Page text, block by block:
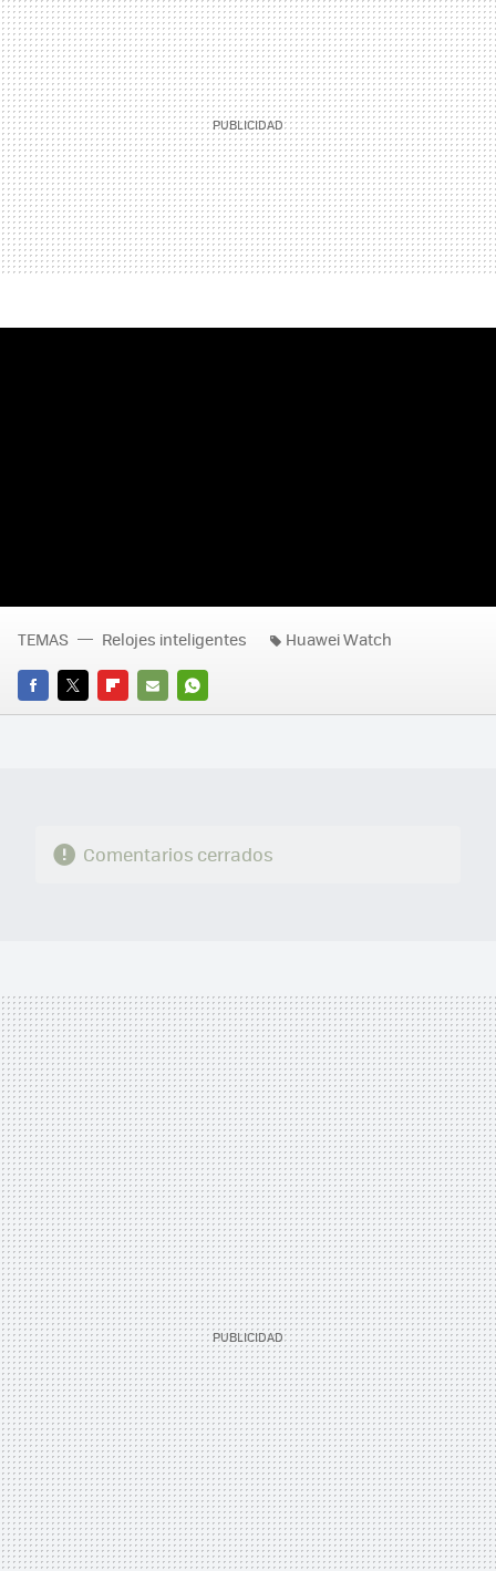
FACEBOOK
TWITTERFLIPBOARD
E-
WHATSAPP
TEMAS Relojes inteligentes Huawei Watch
Comentarios cerrados